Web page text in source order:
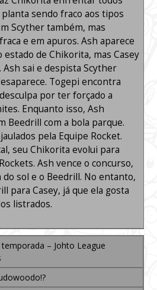
sendo fraco aos tipos
Scyther também, mas
e em apuros. Ash aparece
de Chikorita, mas Casey
Ash sai e despista Scyther
Togepi encontra
por ter forçado a
Enquanto isso, Ash
Beedrill com a bola parque.
pela Equipe Rocket.
seu Chikorita evolui para
Ash vence o concurso,
sol e o Beedrill. No entanto,
para Casey, já que ela gosta
listrados.
temporada – Johto League